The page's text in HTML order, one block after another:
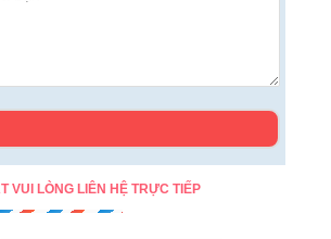
LÒNG LIÊN HỆ TRỰC TIẾP